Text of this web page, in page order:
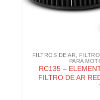
FILTROS DE AR
PARA
RC135 –
FILTRO DE AR